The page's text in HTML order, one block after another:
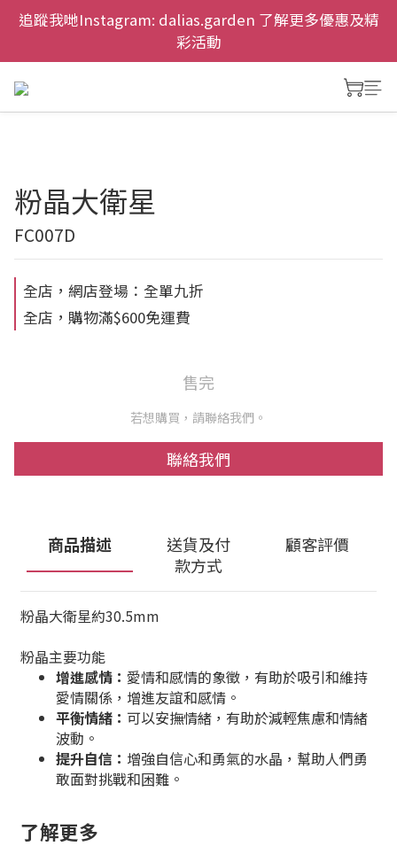
慶祝元朗新店開幕，網上首次購物九折兼免運費。
追蹤我哋Instagram: dalias.garden 了解更多優惠及精
彩活動
慶祝元朗新店開幕，網上首次購物九折兼免運費。
粉晶大衛星
FC007D
全店，網店登場：全單九折
全店，購物滿$600免運費
售完
若想購買，請聯絡我們。
聯絡我們
商品描述
送貨及付
款方式
顧客評價
粉晶大衛星約30.5mm
粉晶主要功能
增進感情： 愛情和感情的象徵，有助於吸引和維持
愛情關係，增進友誼和感情。
平衡情緒： 可以安撫情緒，有助於減輕焦慮和情緒
波動。
提升自信： 增強自信心和勇氣的水晶，幫助人們勇
敢面對挑戰和困難。
了解更多